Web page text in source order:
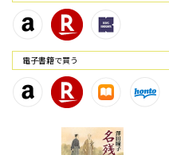
電⼦書籍で買う